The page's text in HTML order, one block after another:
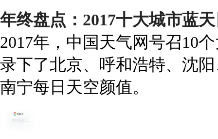
年终盘点：2017十大城市蓝
2017年，中国天气网号召10
录下了北京、呼和浩特、沈
南宁每日天空颜值。